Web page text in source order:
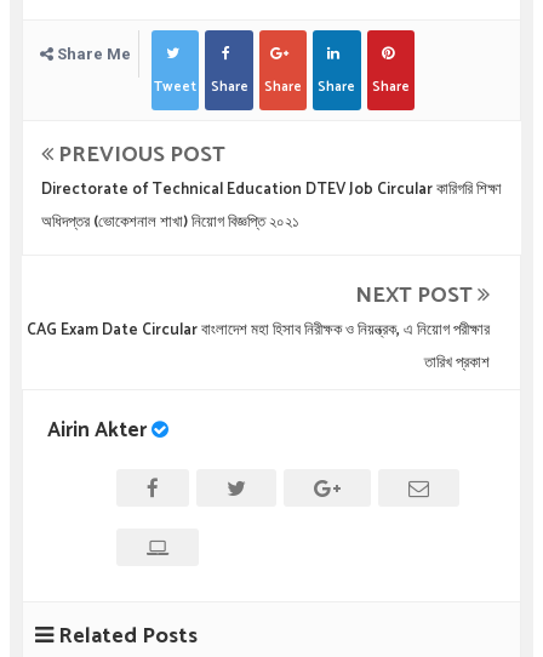
Share Me
Tweet Share Share Share Share
PREVIOUS POST
Directorate of Technical Education DTEV Job Circular কারিগরি শিক্ষা
অধিদপ্তর (ভোকেশনাল শাখা) নিয়োগ বিজ্ঞপ্তি ২০২১
NEXT POST
CAG Exam Date Circular বাংলাদেশ মহা হিসাব নিরীক্ষক ও নিয়ন্ত্রক, এ নিয়োগ পরীক্ষার
তারিখ প্রকাশ
Airin Akter
Related Posts